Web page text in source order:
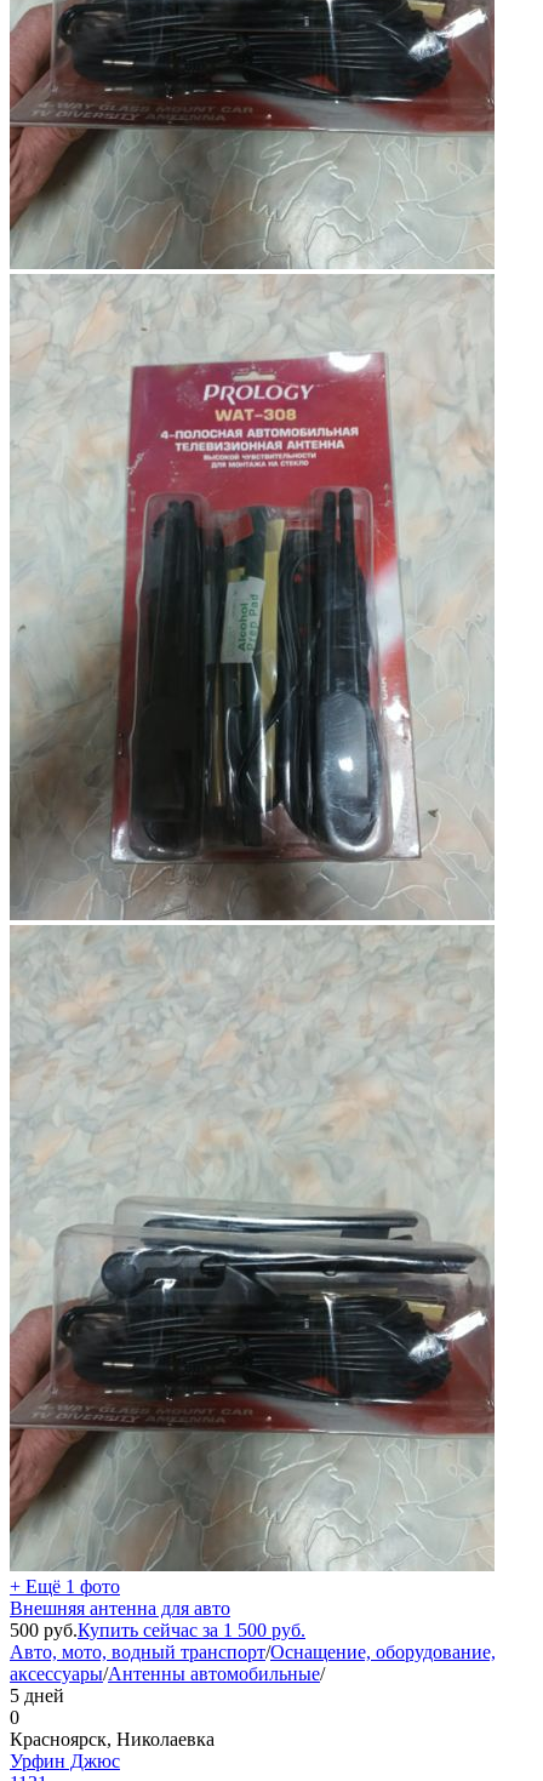
+ Ещё 1 фото
Внешняя антенна для авто
500 руб.Купить сейчас за 1 500 руб.
Авто, мото, водный транспорт/Оснащение, оборудование,
аксессуары/Антенны автомобильные/
5 дней
0
Красноярск, Николаевка
Урфин Джюс